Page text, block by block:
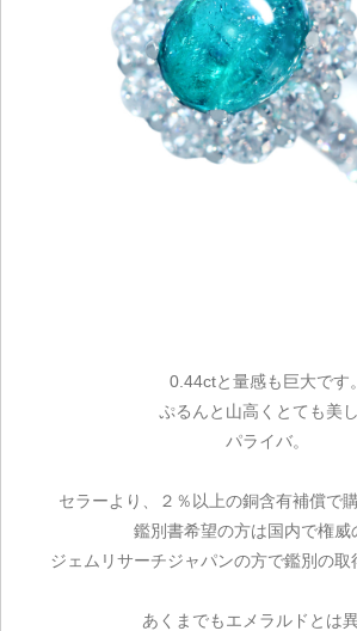
0.44ctと量感も巨大です。
ぷるんと山高くとても美
パライバ。
セラーより、２％以上の銅含有補償で
鑑別書希望の方は国内で権威
ジェムリサーチジャパンの方で鑑別の取
あくまでもエメラルドとは